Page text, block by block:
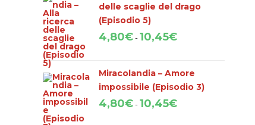
delle scaglie del drago
(Episodio 5)
4,80€-10,45€Fascia
da
4,80€
a
Miracolandia – Amore
impossibile (Episodio 3)
4,80€-10,45€Fascia